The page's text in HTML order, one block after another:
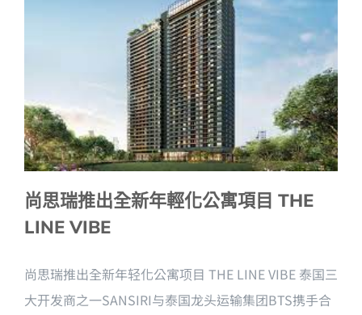
尚思瑞推出全新年輕化公寓項目 THE
LINE VIBE
尚思瑞推出全新年轻化公寓项目 THE LINE VIBE 泰国三
大开发商之一SANSIRI与泰国龙头运输集团BTS携手合